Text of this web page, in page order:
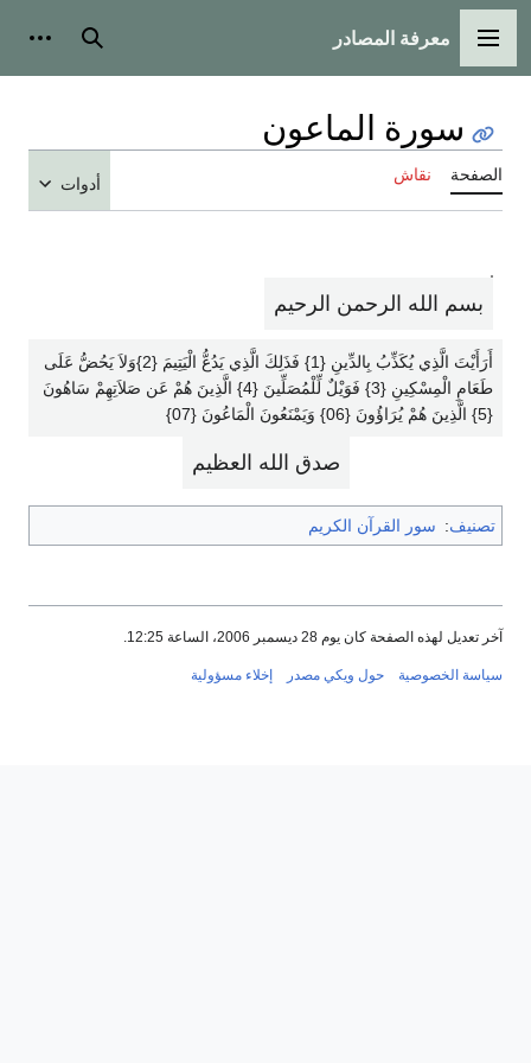
القائمة الرئيسية
معرفة المصادر بحث
سورة الماعون
الصفحة نقاش أدوات
بسم الله الرحمن الرحيم
أَرَأَيْتَ الَّذِي يُكَذِّبُ بِالدِّينِ {1} فَذَلِكَ الَّذِي يَدُعُّ الْيَتِيمَ {2}وَلاَ يَحُضُّ عَلَى
طَعَامِ الْمِسْكِينِ {3} فَوَيْلٌ لِّلْمُصَلِّينَ {4} الَّذِينَ هُمْ عَن صَلاَتِهِمْ سَاهُونَ
{5} الَّذِينَ هُمْ يُرَاؤُونَ {06} وَيَمْنَعُونَ الْمَاعُونَ {07}
صدق الله العظيم
تصنيف: سور القرآن الكريم
آخر تعديل لهذه الصفحة كان يوم 28 ديسمبر 2006، الساعة 12:25.
سياسة الخصوصية حول ويكي مصدر إخلاء مسؤولية